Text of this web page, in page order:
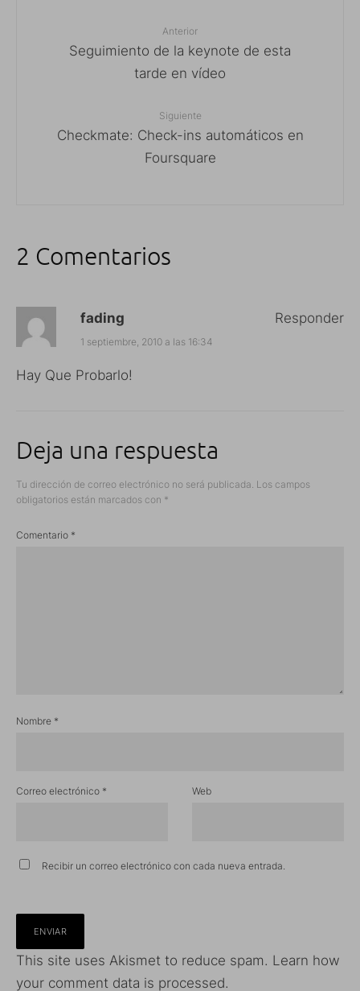
Anterior
Seguimiento de la keynote de esta
tarde en vídeo
Siguiente
Checkmate: Check-ins automáticos en
Foursquare
2 Comentarios
fading
1 septiembre, 2010 a las 16:34
Hay Que Probarlo!
Responder
Deja una respuesta
Tu dirección de correo electrónico no será publicada. Los campos
obligatorios están marcados con *
Comentario *
Nombre *
Correo electrónico * Web
Recibir un correo electrónico con cada nueva entrada.
This site uses Akismet to reduce spam. Learn how
your comment data is processed.